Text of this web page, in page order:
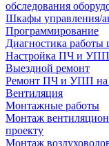
обследования
Шкафы управления/
Программирование
Диагностика работы
Настройка ПЧ и УПП
Выездной ремонт
Ремонт ПЧ и УПП на
Вентиляция
Монтажные работы
Монтаж
проекту
Монтаж